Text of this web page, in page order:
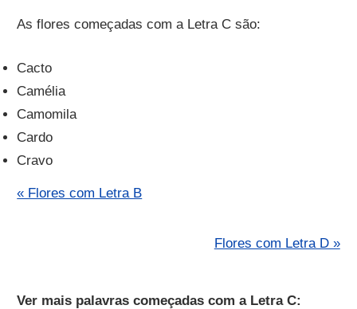
As flores começadas com a Letra C são:
Cacto
Camélia
Camomila
Cardo
Cravo
« Flores com Letra B
Flores com Letra D »
Ver mais palavras começadas com a Letra C: